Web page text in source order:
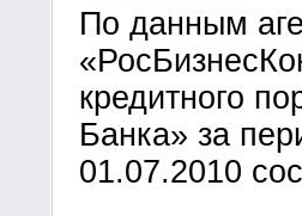
По данным
кредитного
Банка» за
01.07.2010